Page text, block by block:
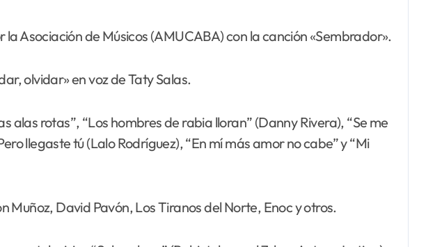
Asociación de Músicos (AMUCABA) con la canción «Sembrador».
olvidar» en voz de Taty Salas.
alas rotas”, “Los hombres de rabia lloran” (Danny Rivera), “Se me
llegaste tú (Lalo Rodríguez), “En mí más amor no cabe” y “Mi
David Pavón, Los Tiranos del Norte, Enoc y otros.